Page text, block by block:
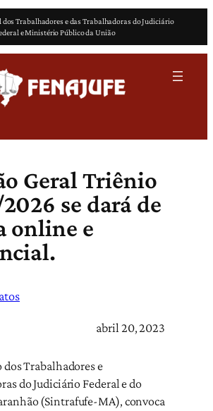
dos Trabalhadores e das Trabalhadoras do Judiciário
e Ministério Público da União
Geral Triênio
se dará de
online e
abril 20, 2023
dos Trabalhadores e
do Judiciário Federal e do
(Sintrafufe-MA), convoca